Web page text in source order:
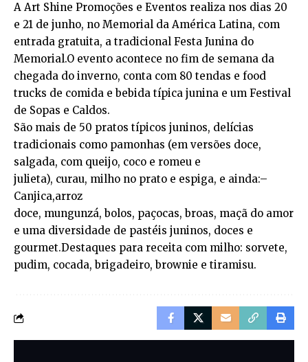
A Art Shine Promoções e Eventos realiza nos dias 20
e 21 de junho, no Memorial da América Latina, com
entrada gratuita, a tradicional Festa Junina do
Memorial.O evento acontece no fim de semana da
chegada do inverno, conta com 80 tendas e food
trucks de comida e bebida típica junina e um Festival
de Sopas e Caldos.
São mais de 50 pratos típicos juninos, delícias
tradicionais como pamonhas (em versões doce,
salgada, com queijo, coco e romeu e
julieta), curau, milho no prato e espiga, e ainda:–
Canjica,arroz
doce, mungunzá, bolos, paçocas, broas, maçã do amor
e uma diversidade de pastéis juninos, doces e
gourmet.Destaques para receita com milho: sorvete,
pudim, cocada, brigadeiro, brownie e tiramisu.